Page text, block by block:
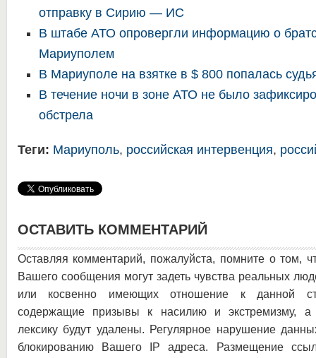
отправку в Сирию — ИС
В штабе АТО опровергли информацию о
Мариуполем
В Мариуполе на взятке в $ 800 попалась
В течение ночи в зоне АТО не было
обстрела
Теги: Мариуполь, российская интервенция,
ОСТАВИТЬ КОММЕНТАРИЙ
Оставляя комментарий, пожалуйста, помните о том,
Вашего сообщения могут задеть чувства реальных
или косвенно имеющих отношение к данной
содержащие призывы к насилию и экстремизму, а
лексику будут удалены. Регулярное нарушение
блокированию Вашего IP адреса. Размещение